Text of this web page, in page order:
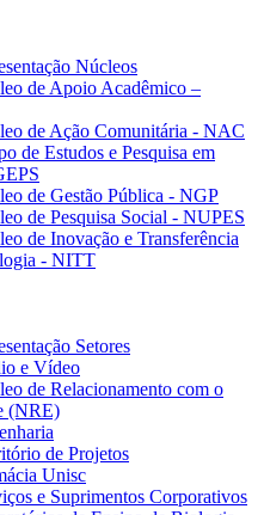
Núcleos
de Apoio Acadêmico –
de Ação Comunitária - NAC
de Estudos e Pesquisa em
de Gestão Pública - NGP
de Pesquisa Social - NUPES
de Inovação e Transferência
- NITT
Setores
e Vídeo
de Relacionamento com o
(NRE)
de Projetos
Unisc
e Suprimentos Corporativos